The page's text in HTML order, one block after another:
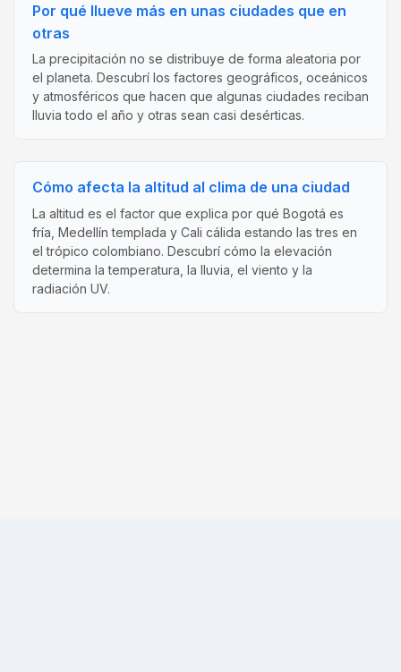
Por qué llueve más en unas ciudades que en
otras
La precipitación no se distribuye de forma aleatoria por
el planeta. Descubrí los factores geográficos, oceánicos
y atmosféricos que hacen que algunas ciudades reciban
lluvia todo el año y otras sean casi desérticas.
Cómo afecta la altitud al clima de una ciudad
La altitud es el factor que explica por qué Bogotá es
fría, Medellín templada y Cali cálida estando las tres en
el trópico colombiano. Descubrí cómo la elevación
determina la temperatura, la lluvia, el viento y la
radiación UV.